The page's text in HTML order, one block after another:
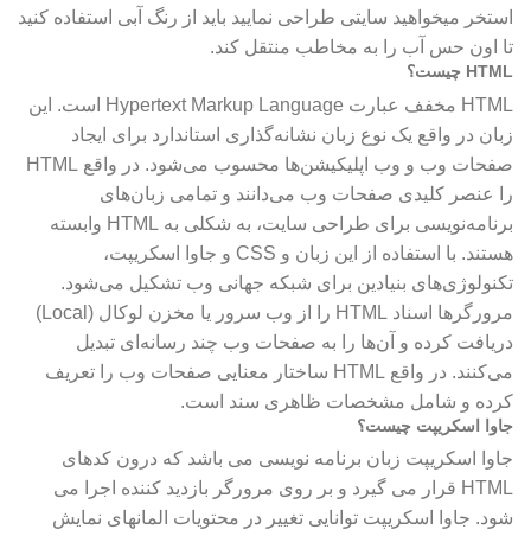
استخر میخواهید سایتی طراحی نمایید باید از رنگ آبی استفاده کنید
تا اون حس آب را به مخاطب منتقل کند.
HTML چیست؟
HTML مخفف عبارت Hypertext Markup Language است. این
زبان در واقع یک نوع زبان نشانه‌گذاری استاندارد برای ایجاد
صفحات وب و وب اپلیکیشن‌ها محسوب می‌شود. در واقع HTML
را عنصر کلیدی صفحات وب می‌دانند و تمامی زبان‌های
برنامه‌نویسی برای طراحی سایت، به شکلی به HTML وابسته
هستند. با استفاده از این زبان و CSS و جاوا اسکریپت،
تکنولوژی‌های بنیادین برای شبکه جهانی وب تشکیل می‌شود.
مرورگرها اسناد HTML را از وب سرور یا مخزن لوکال (Local)
دریافت کرده و آن‌ها را به صفحات وب چند رسانه‌ای تبدیل
می‌کنند. در واقع HTML ساختار معنایی صفحات وب را تعریف
کرده و شامل مشخصات ظاهری سند است.
جاوا اسکریپت چیست؟
جاوا اسکریپت زبان برنامه نویسی می باشد که درون کدهای
HTML قرار می گیرد و بر روی مرورگر بازدید کننده اجرا می
شود. جاوا اسکریپت توانایی تغییر در محتویات المانهای نمایش